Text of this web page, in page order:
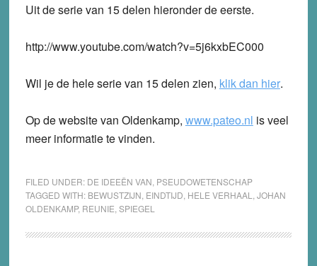
Uit de serie van 15 delen hieronder de eerste.
http://www.youtube.com/watch?v=5j6kxbEC000
Wil je de hele serie van 15 delen zien, klik dan hier.
Op de website van Oldenkamp, www.pateo.nl is veel
meer informatie te vinden.
FILED UNDER: DE IDEEËN VAN PSEUDOWETENSCHAP
TAGGED WITH: BEWUSTZIJN EINDTIJD HELE VERHAAL
JOHAN
OLDENKAMP, REUNIE SPIEGEL